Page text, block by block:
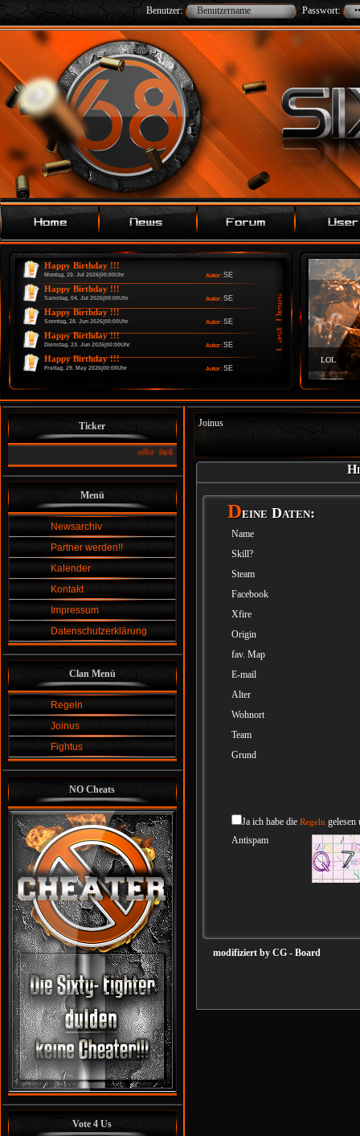
Benutzer: Passwort:
Happy Birthday !!!
Montag, 20. Jul 2026|00:00Uhr Autor: SE
Happy Birthday !!!
Samstag, 04. Jul 2026|00:00Uhr Autor: SE
Happy Birthday !!!
Sonntag, 28. Jun 2026|00:00Uhr Autor: SE
Happy Birthday !!!
Dienstag, 23. Jun 2026|00:00Uhr Autor: SE
Happy Birthday !!!
Freitag, 29. May 2026|00:00Uhr Autor: SE
LOL
Ticker
Ihr habt Spaß an einer Gemeinschaft und am Zocken ....:
Menü
Newsarchiv
Partner werden!!
Kalender
Kontakt
Impressum
Datenschutzerklärung
Clan Menü
Regeln
Joinus
Fightus
NO Cheats
Vote 4 Us
Joinus
Deine Daten:
Name
Skill?
Steam
Facebook
Xfire
Origin
fav. Map
E-mail
Alter
Wohnort
Team
Grund
Ja ich habe dieRegeln gelesen
Antispam
modifiziert by CG - Board